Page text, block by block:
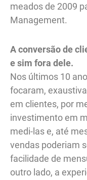
meados de 2009
Management.
A conversão de
e sim fora dele.
Nos últimos 10
focaram,
em clientes, por
investimento em
medi-las e, até
vendas poderiam
facilidade de
outro lado, a